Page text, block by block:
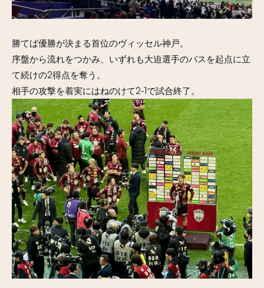
勝てば優勝が決まる首位のヴィッセル神戸。
序盤から流れをつかみ、いずれも大迫選手のパスを起点に立
て続けの2得点を奪う。
相手の攻撃を着実にはねのけて2-1で試合終了。